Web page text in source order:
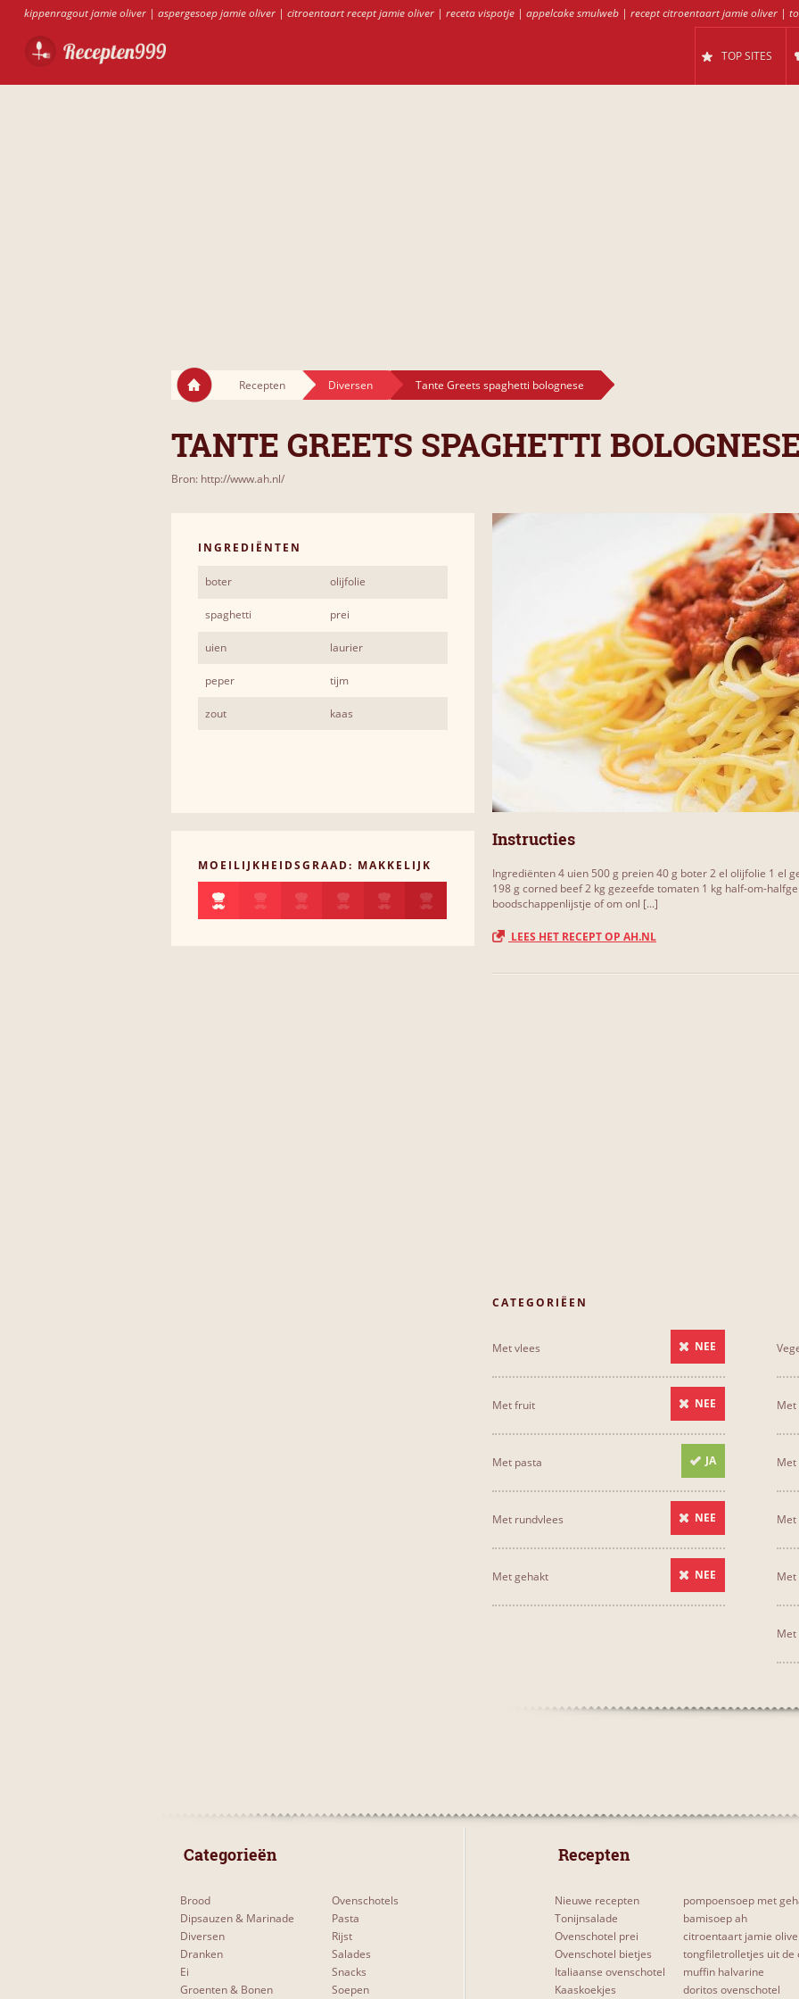
kippenragout jamie oliver| aspergesoep jamie oliver| citroentaart recept jamie oliver| receta vispotje| appelcake smulweb| recept citroentaart jamie oliver|
TOP SITES
Recepten Diversen Tante Greets spaghetti bolognese
TANTE GREETS SPAGHETTI
Bron: http://www.ah.nl/
Instructies
Ingrediënten 4 uien 500 g preien 40 g boter 2 el olijfolie 1 el
198 g corned beef 2 kg gezeefde tomaten 1 kg half-om-
boodschappenlijstje of om onl [...]
LEES HET RECEPT OP AH.NL
CATEGORIËEN
Met vlees NEE
Met
Met fruit NEE
Met pasta JA
Met rundvlees NEE
Met
Met gehakt NEE
Met
INGREDIËNTEN
boter olijfolie
spaghetti prei
uien laurier
peper tijm
zout kaas
MOEILIJKHEIDSGRAAD: MAKKELIJK
Categorieën
Brood
Dipsauzen & Marinade
Diversen
Dranken
Ei
Groenten & Bonen
Ovenschotels
Pasta
Rijst
Salades
Snacks
Soepen
Recepten
Nieuwe recepten
Tonijnsalade
Ovenschotel prei
Ovenschotel bietjes
Italiaanse ovenschotel
Kaaskoekjes
pompoensoep met
bamisoep ah
citroentaart jamie
tongfiletrolletjes uit de
muffin halvarine
doritos ovenschotel